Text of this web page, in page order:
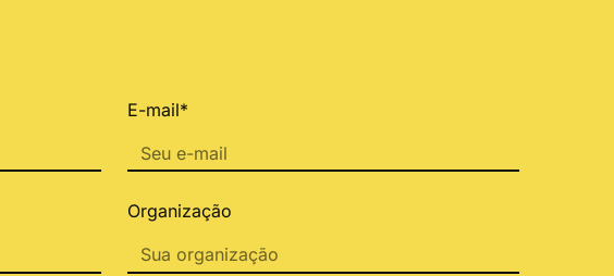
E-mail*
Organização